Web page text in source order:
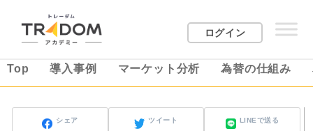
ログイン
Top 導入事例 マーケット分析 為替の仕組み
シェア ツイート LINEで送る